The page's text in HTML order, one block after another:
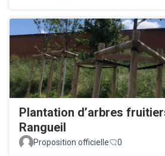
Plantation d’arbres
Rangueil
Proposition officielle 0